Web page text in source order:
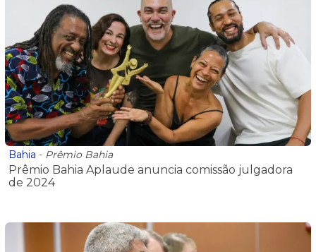
Bahia - Prêmio Bahia
Prêmio Bahia Aplaude anuncia comissão julgadora
de 2024